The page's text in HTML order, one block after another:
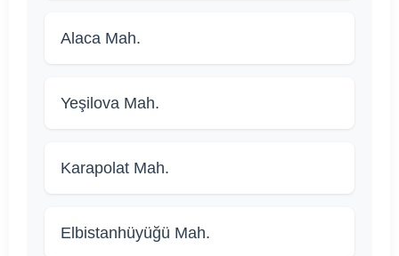
Alaca Mah.
Yeşilova Mah.
Karapolat Mah.
Elbistanhüyüğü Mah.